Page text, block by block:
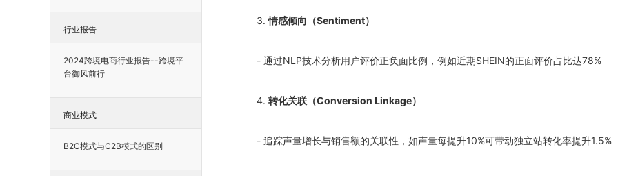
行业报告
2024跨境电商行业报告--跨境平
台御风前行
商业模式
B2C模式与C2B模式的区别
3.情感倾向（Sentiment）
- 通过NLP技术分析用户评价正负面比例，例如近期SHEIN的正面评价占比达78%
4. 转化关联（Conversion Linkage）
- 追踪声量增长与销售额的关联性，如声量每提升10%可带动独立站转化率提升1.5%